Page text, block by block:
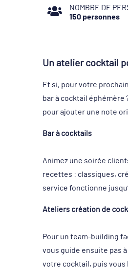
NOMBRE DE
150 personnes
Un atelier cocktail
Et si, pour votre
bar à cocktail éphémère
pour ajouter une note
Bar à cocktails
Animez une soirée
recettes : classiques,
service fonctionne
Ateliers création de
Pour un team-building
vous guide ensuite pas
votre cocktail, puis vous